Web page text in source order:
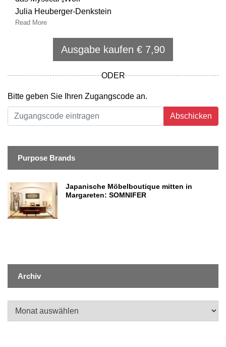
Julia Heuberger-Denkstein
Read More
Ausgabe kaufen € 7,90
ODER
Bitte geben Sie Ihren Zugangscode an.
Abschicken
Purpose Brands
Japanische Möbelboutique mitten in
Margareten: SOMNIFER
Archiv